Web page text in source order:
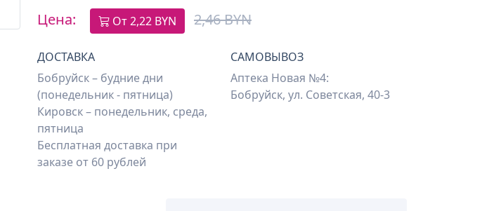
Цена: От2,22 BYN 2,46 BYN
ДОСТАВКА
Бобруйск – будние дни
(понедельник - пятница)
Кировск – понедельник, среда,
пятница
Бесплатная доставка при
заказе от 60 рублей
САМОВЫВОЗ
Аптека Новая №4:
Бобруйск, ул. Советская, 40-3